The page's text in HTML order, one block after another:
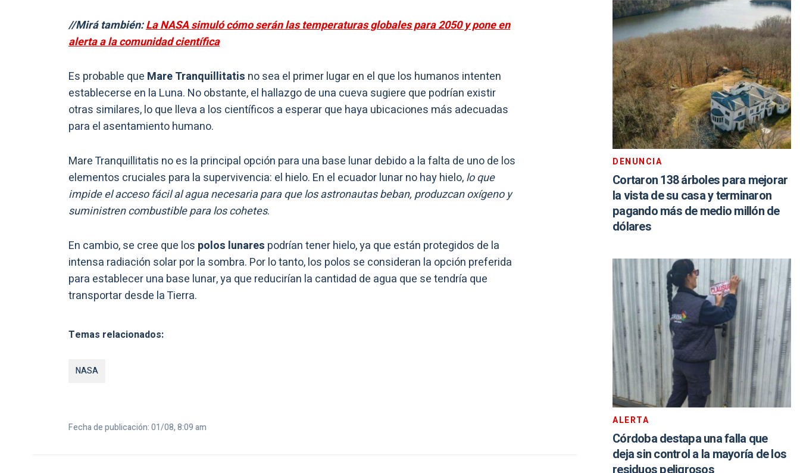
//Mirá también:La NASA simuló cómo serán las temperaturas globales para 2050 y pone en
alerta a la comunidad científica
Es probable que Mare Tranquillitatis no sea el primer lugar en el que los humanos intenten
establecerse en la Luna. No obstante, el hallazgo de una cueva sugiere que podrían existir
otras similares, lo que lleva a los científicos a esperar que haya ubicaciones más adecuadas
para el asentamiento humano.
Mare Tranquillitatis no es la principal opción para una base lunar debido a la falta de uno de los
elementos cruciales para la supervivencia: el hielo. En el ecuador lunar no hay hielo,lo que
impide el acceso fácil al agua necesaria para que los astronautas beban, produzcan oxígeno y
suministren combustible para los cohetes.
En cambio, se cree que los polos lunares podrían tener hielo, ya que están protegidos de la
intensa radiación solar por la sombra. Por lo tanto, los polos se consideran la opción preferida
para establecer una base lunar, ya que reducirían la cantidad de agua que se tendría que
transportar desde la Tierra.
Temas relacionados:
NASA
Fecha de publicación: 01/08, 8:09 am
DENUNCIA
Cortaron 138 árboles para mejorar
la vista de su casa y terminaron
pagando más de medio millón de
dólares
ALERTA
Córdoba destapa una falla que
deja sin control a la mayoría de los